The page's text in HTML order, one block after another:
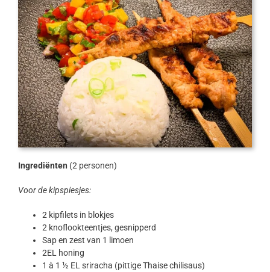
Ingrediënten (2 personen)
Voor de kipspiesjes:
2 kipfilets in blokjes
2 knoflookteentjes, gesnipperd
Sap en zest van 1 limoen
2EL honing
1 à 1 ½ EL sriracha (pittige Thaise chilisaus)